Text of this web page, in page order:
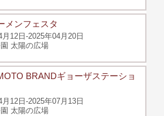
メンフェスタ
月12日-2025年04月20日
太陽の広場
BRANDギョーザステーショ
月12日-2025年07月13日
太陽の広場